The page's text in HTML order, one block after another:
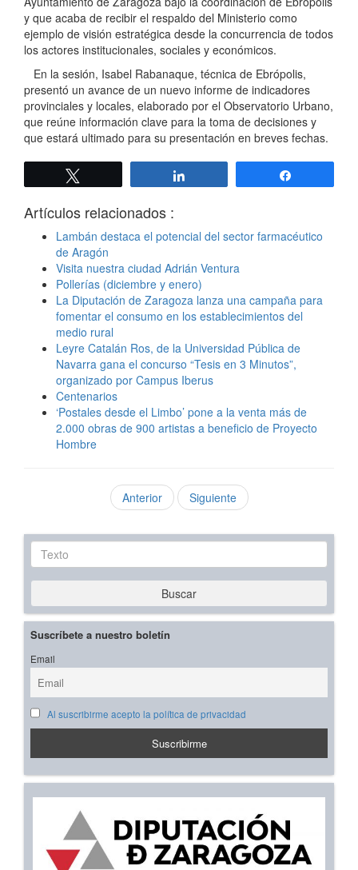
y que acaba de recibir el respaldo del Ministerio como
ejemplo de visión estratégica desde la concurrencia de todos
los actores institucionales, sociales y económicos.
En la sesión, Isabel Rabanaque, técnica de Ebrópolis,
presentó un avance de un nuevo informe de indicadores
provinciales y locales, elaborado por el Observatorio Urbano,
que reúne información clave para la toma de decisiones y
que estará ultimado para su presentación en breves fechas.
Artículos relacionados :
Lambán destaca el potencial del sector farmacéutico
de Aragón
Visita nuestra ciudad Adrián Ventura
Pollerías (diciembre y enero)
La Diputación de Zaragoza lanza una campaña para
fomentar el consumo en los establecimientos del
medio rural
Leyre Catalán Ros, de la Universidad Pública de
Navarra gana el concurso “Tesis en 3 Minutos”,
organizado por Campus Iberus
Centenarios
‘Postales desde el Limbo’ pone a la venta más de
2.000 obras de 900 artistas a beneficio de Proyecto
Hombre
Anterior Siguiente
Texto
Buscar
Suscríbete a nuestro boletín
Email
Al suscribirme acepto la política de privacidad